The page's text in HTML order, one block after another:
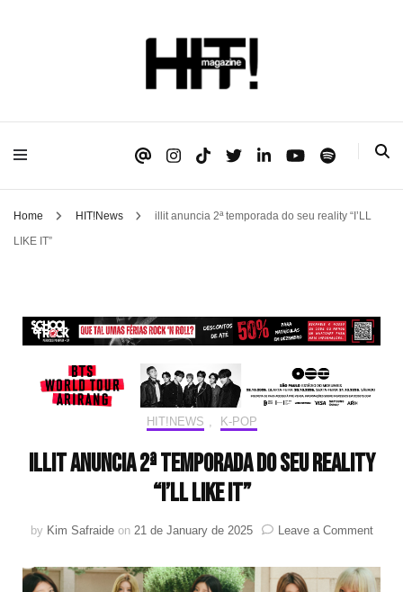
HIT!Magazine
Home HIT!News
illit anuncia 2ª temporada do seu reality “I’LL
LIKE IT”
HIT!NEWS K-POP
illit anuncia 2ª temporada do seu reality
“I’LL LIKE IT”
by Kim Safraide on 21 de January de 2025 Leave a Commenton
2ª